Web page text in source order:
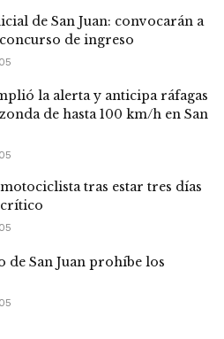
de San Juan: convocarán a
de ingreso
la alerta y anticipa ráfagas
de hasta 100 km/h en San
tras estar tres días
crítico
de San Juan prohíbe los